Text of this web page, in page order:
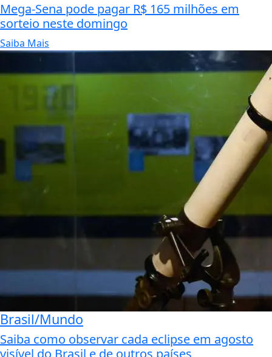
Mega-Sena pode pagar R$ 165 milhões em
sorteio neste domingo
Saiba Mais
Brasil/Mundo
Saiba como observar cada eclipse em agosto
visível do Brasil e de outros países